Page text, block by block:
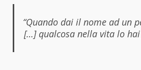
“Quando dai il nome ad un
[…] qualcosa nella vita lo